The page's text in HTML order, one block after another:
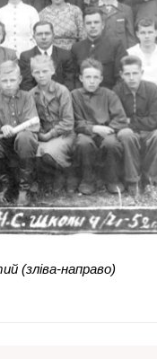
(зліва-направо)